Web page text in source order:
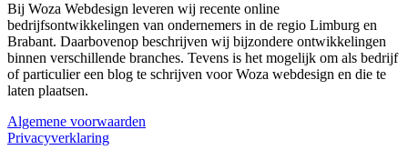
Bij Woza Webdesign leveren wij recente online
bedrijfsontwikkelingen van ondernemers in de regio Limburg en
Brabant. Daarbovenop beschrijven wij bijzondere ontwikkelingen
binnen verschillende branches. Tevens is het mogelijk om als bedrijf
of particulier een blog te schrijven voor Woza webdesign en die te
laten plaatsen.
Algemene voorwaarden
Privacyverklaring